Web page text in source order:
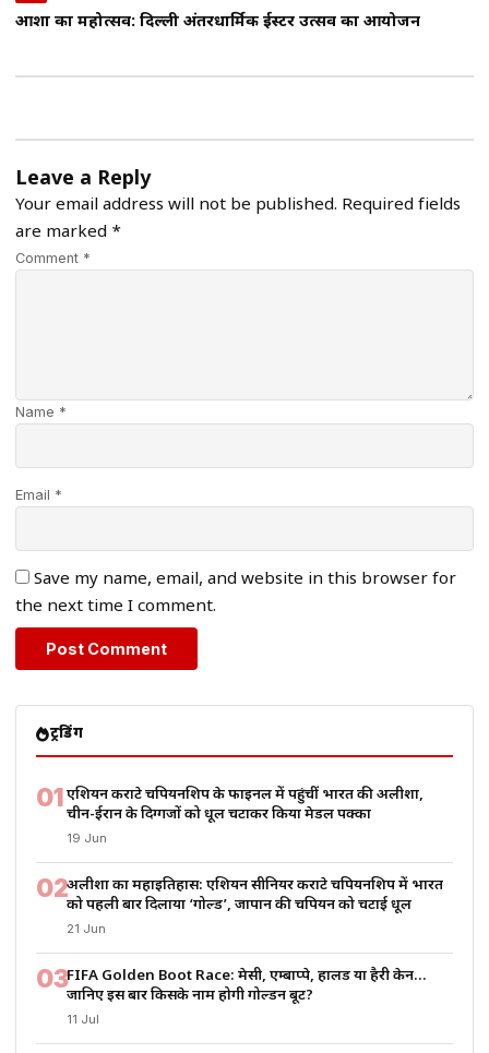
आशा का महोत्सव: दिल्ली अंतरधार्मिक ईस्टर उत्सव का आयोजन
Leave a Reply
Your email address will not be published. Required fields
are marked *
Comment *
Name *
Email *
Save my name, email, and website in this browser for
the next time I comment.
ट्रेंडिंग
01एशियन कराटे चैंपियनशिप के फाइनल में पहुंचीं भारत की अलीशा,
चीन-ईरान के दिग्गजों को धूल चटाकर किया मेडल पक्का
19 Jun
02अलीशा का महाइतिहास: एशियन सीनियर कराटे चैंपियनशिप में भारत
को पहली बार दिलाया ‘गोल्ड’, जापान की चैंपियन को चटाई धूल
21 Jun
03FIFA Golden Boot Race: मेसी, एम्बाप्पे, हालैंड या हैरी केन…
जानिए इस बार किसके नाम होगी गोल्डन बूट?
11 Jul